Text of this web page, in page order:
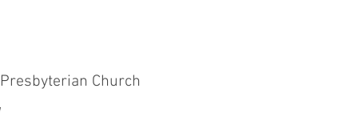
Church